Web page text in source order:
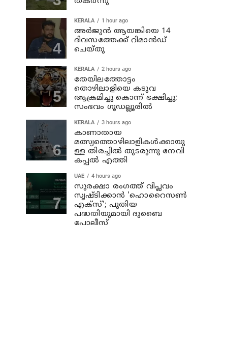
KERALA 1 hour ago
അര്‍ജുന്‍ ആയങ്കിയെ 14
ദിവസത്തേക്ക് റിമാൻഡ്
ചെയ്തു
KERALA 2 hours ago
തേയിലത്തോട്ടം
തൊഴിലാളിയെ കടുവ
ആക്രമിച്ചു കൊന്ന് ഭക്ഷിച്ചു;
സംഭവം ഗൂഡല്ലൂരില്‍
KERALA 3 hours ago
കാണാതായ
മത്സ്യത്തൊഴിലാളികള്‍ക്കായു
ള്ള തിരച്ചില്‍ തുടരുന്നു നേവി
കപ്പല്‍ എത്തി
UAE 4 hours ago
സുരക്ഷാ രംഗത്ത് വിപ്ലവം
സൃഷ്ടിക്കാന്‍ 'ഹൊറൈസണ്‍
എക്‌സ്'; പുതിയ
പദ്ധതിയുമായി ദുബൈ
പോലീസ്